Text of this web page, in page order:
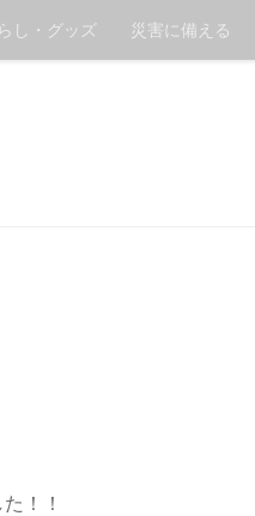
し・グッズ 災害に備える
！！